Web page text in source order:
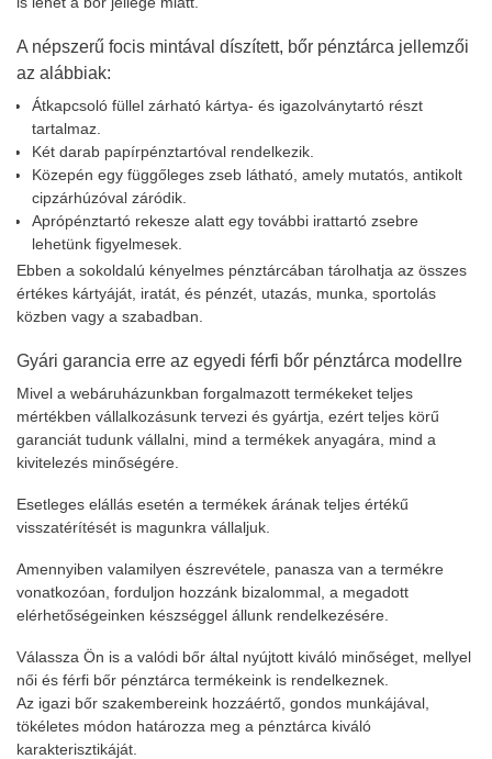
A népszerű focis mintával díszített, bőr pénztárca jellemzői
az alábbiak:
Átkapcsoló füllel zárható kártya- és igazolványtartó részt
tartalmaz.
Két darab papírpénztartóval rendelkezik.
Közepén egy függőleges zseb látható, amely mutatós, antikolt
cipzárhúzóval záródik.
Aprópénztartó rekesze alatt egy további irattartó zsebre
lehetünk figyelmesek.
Ebben a sokoldalú kényelmes pénztárcában tárolhatja az összes
értékes kártyáját, iratát, és pénzét, utazás, munka, sportolás
közben vagy a szabadban.
Gyári garancia erre az egyedi férfi bőr pénztárca modellre
Mivel a webáruházunkban forgalmazott termékeket teljes
mértékben vállalkozásunk tervezi és gyártja, ezért teljes körű
garanciát tudunk vállalni, mind a termékek anyagára, mind a
kivitelezés minőségére.
Esetleges elállás esetén a termékek árának teljes értékű
visszatérítését is magunkra vállaljuk.
Amennyiben valamilyen észrevétele, panasza van a termékre
vonatkozóan, forduljon hozzánk bizalommal, a megadott
elérhetőségeinken készséggel állunk rendelkezésére.
Válassza Ön is a valódi bőr által nyújtott kiváló minőséget, mellyel
női és férfi bőr pénztárca termékeink is rendelkeznek.
Az igazi bőr szakembereink hozzáértő, gondos munkájával,
tökéletes módon határozza meg a pénztárca kiváló
karakterisztikáját.